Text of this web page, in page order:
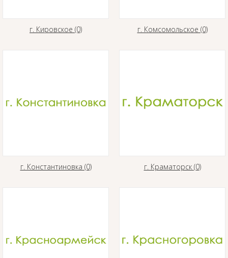
г. Кировское (0) г. Комсомольское (0)
г. Константиновка (0) г. Краматорск (0)